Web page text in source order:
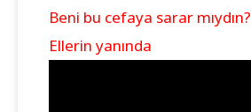
Beni bu cefaya sarar mıydın?
Ellerin yanında